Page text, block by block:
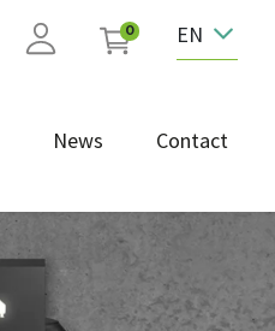
0 EN
News Contact